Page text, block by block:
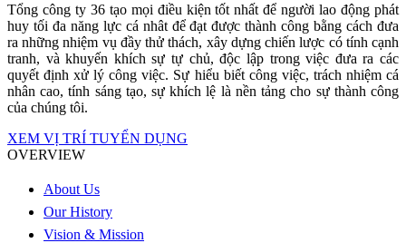
Tổng công ty 36 tạo mọi điều kiện tốt nhất để người lao động phát
huy tối đa năng lực cá nhât để đạt được thành công bằng cách đưa
ra những nhiệm vụ đầy thử thách, xây dựng chiến lược có tính cạnh
tranh, và khuyến khích sự tự chủ, độc lập trong việc đưa ra các
quyết định xử lý công việc. Sự hiểu biết công việc, trách nhiệm cá
nhân cao, tính sáng tạo, sự khích lệ là nền tảng cho sự thành công
của chúng tôi.
XEM VỊ TRÍ TUYỂN DỤNG
OVERVIEW
About Us
Our History
Vision & Mission